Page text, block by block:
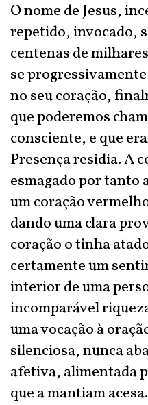
O nome de Jesus,
repetido, invocado,
centenas de
se
no seu coração,
que poderemos
consciente, e que
Presença residia. A
esmagado por tanto
um coração
dando uma clara
coração o tinha
certamente um
interior de uma
incomparável
uma vocação à
silenciosa, nunca
afetiva, alimentada
que a mantiam acesa.